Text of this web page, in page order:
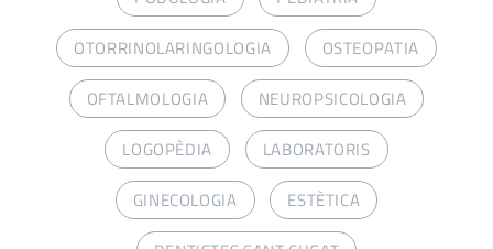
OTORRINOLARINGOLOGIA
OSTEOPATIA
OFTALMOLOGIA
NEUROPSICOLOGIA
LOGOPÈDIA
LABORATORIS
GINECOLOGIA
ESTÈTICA